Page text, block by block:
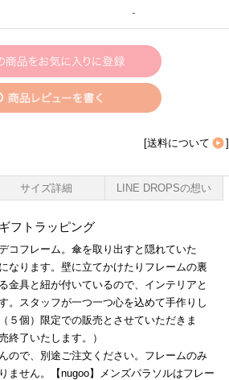
-
[送料について ]
サイズ詳細 LINE DROPSの想い
フトラッピング
コフレーム。傘を取り出すと隠れていた
なります。壁に立てかけたりフレームの裏
金具と紐が付いているので、インテリアと
。スタッフが一つ一つ心を込めて手作りし
５個）限定での販売とさせていただきま
終了いたします。）
ので、別途ご注文ください。フレームのみ
ません。【nugoo】メンズパラソルはフレー